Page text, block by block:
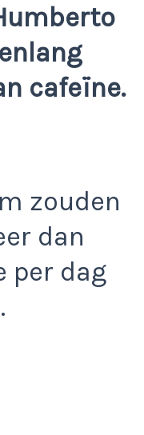
cafeïne.
zouden
dan
per dag